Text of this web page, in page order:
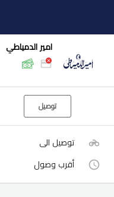
امير الدمياطي
توصيل
توصيل الى
أقرب وصول